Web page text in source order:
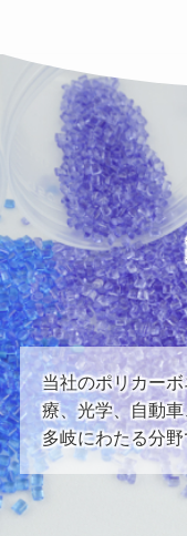
当社のポリカー
療、光学、自動
多岐にわたる分野